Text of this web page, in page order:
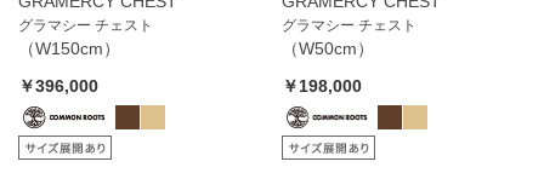
グラマシー チェスト
（W150cm）
￥396,000
グラマシー チェスト
（W50cm）
￥198,000